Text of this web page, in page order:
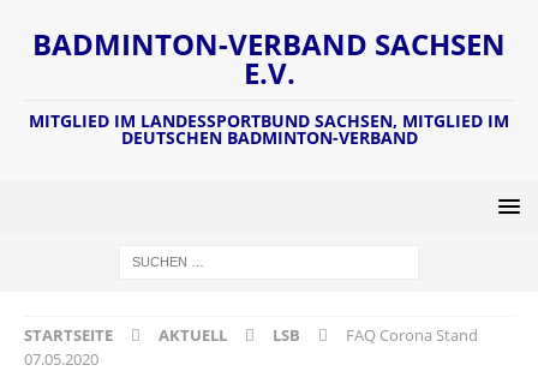
BADMINTON-VERBAND SACHSEN
E.V.
MITGLIED IM LANDESSPORTBUND SACHSEN, MITGLIED IM
DEUTSCHEN BADMINTON-VERBAND
STARTSEITE AKTUELL LSB
FAQ Corona Stand
07.05.2020